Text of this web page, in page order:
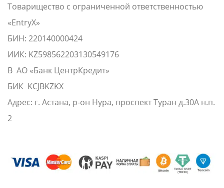
Товарищество с ограниченной ответственностью
«EntryX»
БИН: 220140000424
ИИК: KZ598562203130549176
В АО «Банк ЦентрКредит»
БИК KCJBKZKX
Адрес: г. Астана, р-он Нура, проспект Туран д.30А н.п.
2